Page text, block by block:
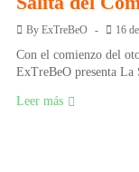
By ExTreBeO 16
Con el comienzo del
ExTreBeO presenta
Leer más